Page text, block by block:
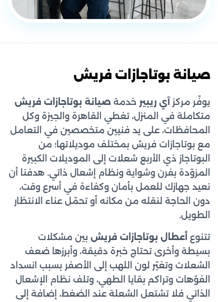
صيانة بوتاجازات فريش
يوفّر مركز آي ريبير خدمة صيانة بوتاجازات فريش
متكاملة في المنزل، تغطي القاهرة والجيزة وكل
المحافظات، على يد فنيين متخصصين في التعامل
مع بوتاجازات فريش بمختلف موديلاتها؛ من
البوتاجاز ذي الأربع شعلات إلى الموديلات الكبيرة
المزوّدة بفرن وشواية ونظام إشعال ذاتي. هدفنا أن
نعيد جهازك للعمل بأمان وكفاءة في أسرع وقت،
دون الحاجة لنقله من مكانه أو تحمّل عناء الانتظار
الطويل.
تتنوع أعطال بوتاجازات فريش بين مشكلات
بسيطة وأخرى تحتاج خبرة دقيقة، وأبرزها ضعف
الشعلات وتغيّر لون اللهب إلى الأصفر بسبب انسداد
الفوّهات وتراكم بقايا الطهي، وتلف نظام الإشعال
الذاتي فلا تشتعل الشعلة عند الضغط، إضافة إلى